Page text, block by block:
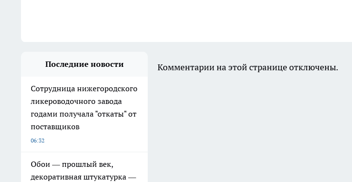
Последние новости
Сотрудница нижегородского
ликероводочного завода
годами получала "откаты" от
поставщиков
06:32
Обои — прошлый век,
декоративная штукатурка —
Комментарии на этой странице отключены.